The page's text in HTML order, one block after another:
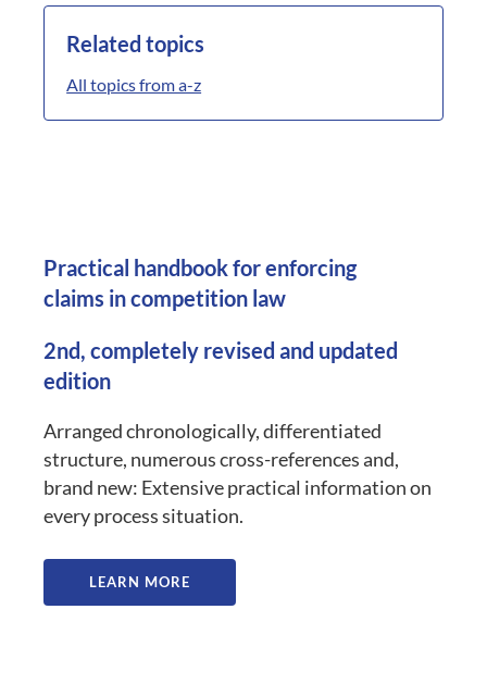
Related topics
All topics from a-z
Practical handbook for enforcing
claims in competition law
2nd, completely revised and updated
edition
Arranged chronologically, differentiated
structure, numerous cross-references and,
brand new: Extensive practical information on
every process situation.
LEARN MORE